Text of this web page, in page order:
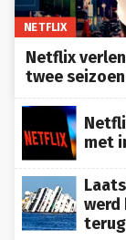
NETFLIX
Netflix
twee
met
werd